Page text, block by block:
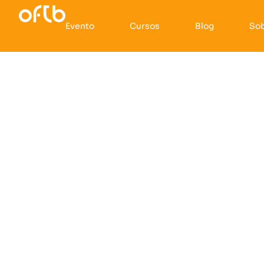
Evento Cursos Blog